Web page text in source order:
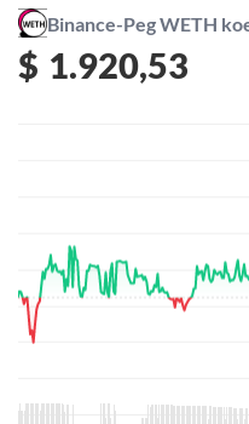
Binance-Peg WETH
$ 1.920,53